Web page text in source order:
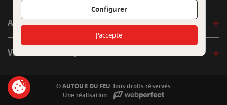
AUTOUR DE LA TABLE
VENIR EN BOUTIQUE
© AUTOUR DU FEU Tous droits réservés
Une réalisation
Configurer
J'accepte